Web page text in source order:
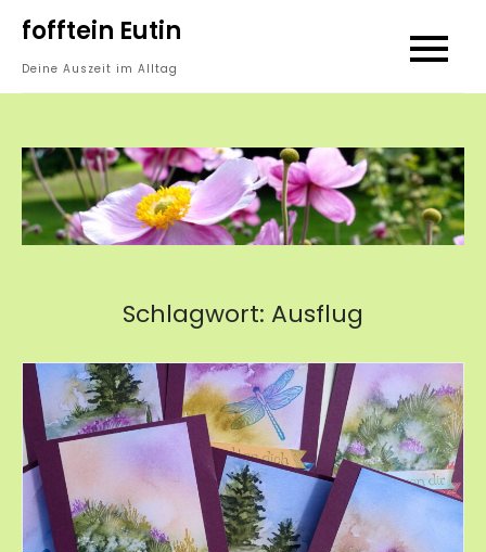
Skip
content
fofftein Eutin
Deine Auszeit im Alltag
Schlagwort: Ausflug